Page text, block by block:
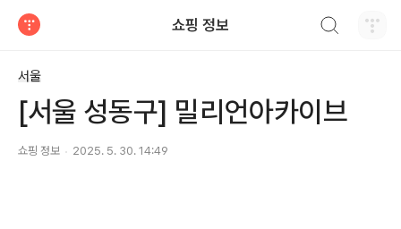
쇼핑 정보
서울
[서울 성동구] 밀리언아카이브
쇼핑 정보 2025. 5. 30. 14:49